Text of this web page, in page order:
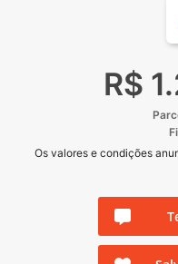
R$
Os valores e condições